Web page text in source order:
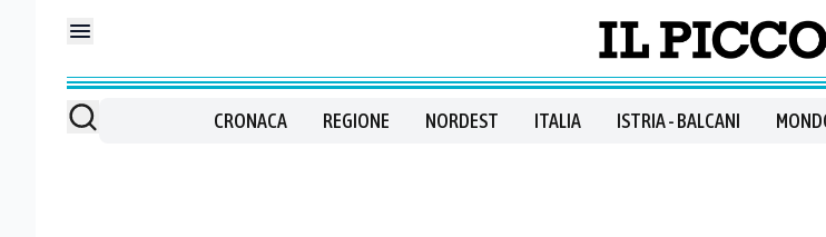
CRONACA REGIONE NORDEST ITALIA ISTRIA - BALCANI